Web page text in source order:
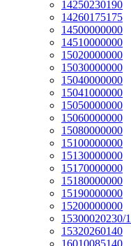
14250230190
14260175175
14500000000
14510000000
15020000000
15030000000
15040000000
15041000000
15050000000
15060000000
15080000000
15100000000
15130000000
15170000000
15180000000
15190000000
15200000000
15300020230/1
15320260140
16010085140